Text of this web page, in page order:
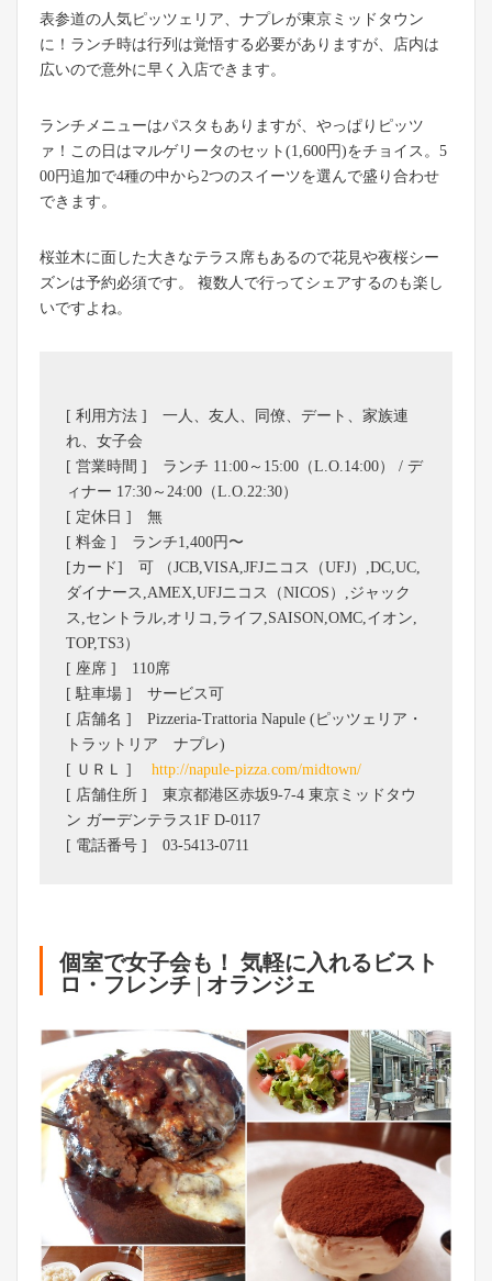
表参道の人気ピッツェリア、ナプレが東京ミッドタウン
に！ランチ時は行列は覚悟する必要がありますが、店内は
広いので意外に早く入店できます。
ランチメニューはパスタもありますが、やっぱりピッツ
ァ！この日はマルゲリータのセット(1,600円)をチョイス。5
00円追加で4種の中から2つのスイーツを選んで盛り合わせ
できます。
桜並木に面した大きなテラス席もあるので花見や夜桜シー
ズンは予約必須です。 複数人で行ってシェアするのも楽し
いですよね。
[ 利用方法 ] 一人、友人、同僚、デート、家族連
れ、女子会
[ 営業時間 ] ランチ 11:00～15:00（L.O.14:00） / デ
ィナー 17:30～24:00（L.O.22:30）
[ 定休日 ] 無
[ 料金 ] ランチ1,400円〜
[カード] 可 （JCB,VISA,JFJニコス（UFJ）,DC,UC,
ダイナース,AMEX,UFJニコス（NICOS）,ジャック
ス,セントラル,オリコ,ライフ,SAISON,OMC,イオン,
TOP,TS3）
[ 座席 ] 110席
[ 駐車場 ] サービス可
[ 店舗名 ] Pizzeria-Trattoria Napule (ピッツェリア・
トラットリア ナプレ)
[ ＵＲＬ ] http://napule-pizza.com/midtown/
[ 店舗住所 ] 東京都港区赤坂9-7-4 東京ミッドタウ
ン ガーデンテラス1F D-0117
[ 電話番号 ] 03-5413-0711
個室で女子会も！ 気軽に入れるビスト
ロ・フレンチ | オランジェ